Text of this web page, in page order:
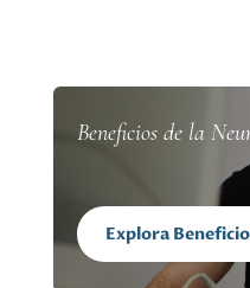
Beneficios de la
Explora